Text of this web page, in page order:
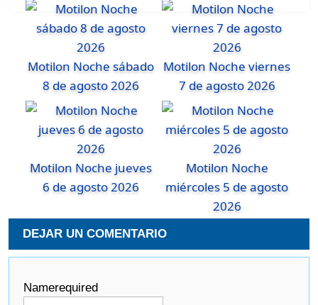
Motilon Noche sábado
8 de agosto 2026
Motilon Noche viernes
7 de agosto 2026
Motilon Noche jueves
6 de agosto 2026
Motilon Noche
miércoles 5 de agosto
2026
DEJAR UN COMENTARIO
Namerequired